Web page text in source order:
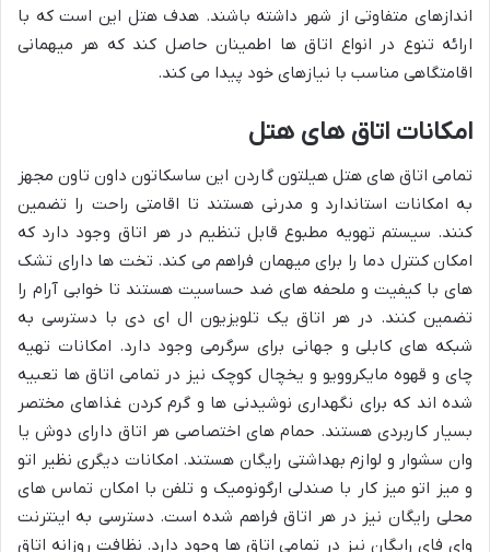
اندازهای متفاوتی از شهر داشته باشند. هدف هتل این است که با
ارائه تنوع در انواع اتاق ها اطمینان حاصل کند که هر میهمانی
اقامتگاهی مناسب با نیازهای خود پیدا می کند.
امکانات اتاق های هتل
تمامی اتاق های هتل هیلتون گاردن این ساسکاتون داون تاون مجهز
به امکانات استاندارد و مدرنی هستند تا اقامتی راحت را تضمین
کنند. سیستم تهویه مطبوع قابل تنظیم در هر اتاق وجود دارد که
امکان کنترل دما را برای میهمان فراهم می کند. تخت ها دارای تشک
های با کیفیت و ملحفه های ضد حساسیت هستند تا خوابی آرام را
تضمین کنند. در هر اتاق یک تلویزیون ال ای دی با دسترسی به
شبکه های کابلی و جهانی برای سرگرمی وجود دارد. امکانات تهیه
چای و قهوه مایکروویو و یخچال کوچک نیز در تمامی اتاق ها تعبیه
شده اند که برای نگهداری نوشیدنی ها و گرم کردن غذاهای مختصر
بسیار کاربردی هستند. حمام های اختصاصی هر اتاق دارای دوش یا
وان سشوار و لوازم بهداشتی رایگان هستند. امکانات دیگری نظیر اتو
و میز اتو میز کار با صندلی ارگونومیک و تلفن با امکان تماس های
محلی رایگان نیز در هر اتاق فراهم شده است. دسترسی به اینترنت
وای فای رایگان نیز در تمامی اتاق ها وجود دارد. نظافت روزانه اتاق